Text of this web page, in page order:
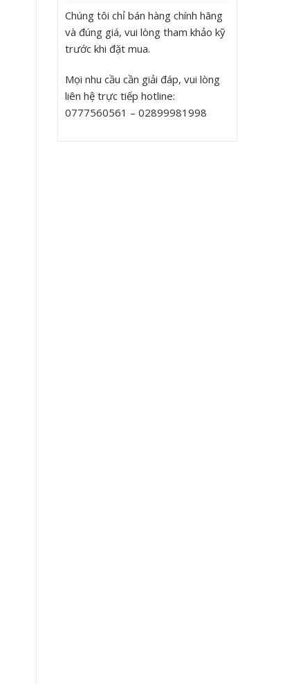
Chúng tôi chỉ bán hàng chính hãng
và đúng giá, vui lòng tham khảo kỹ
trước khi đặt mua.
Mọi nhu cầu cần giải đáp, vui lòng
liên hệ trực tiếp hotline:
0777560561 – 02899981998